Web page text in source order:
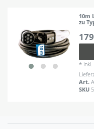
10m
zu
* inkl.
Art.
SKU